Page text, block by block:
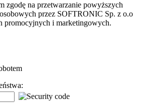
zgodę na przetwarzanie powyższych
przez SOFTRONIC Sp. z o.o
promocyjnych i marketingowych.